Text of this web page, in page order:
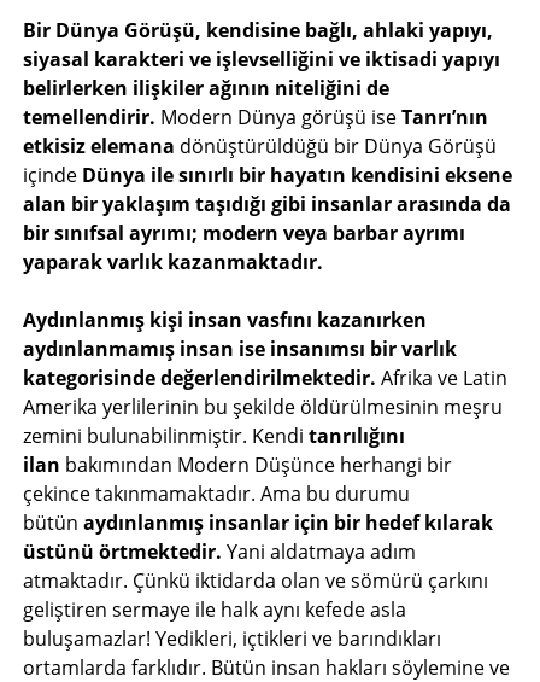
Bir Dünya Görüşü, kendisine bağlı, ahlaki yapıyı,
siyasal karakteri ve işlevselliğini ve iktisadi yapıyı
belirlerken ilişkiler ağının niteliğini de
temellendirir. Modern Dünya görüşü iseTanrı’nın
etkisiz elemana dönüştürüldüğü bir Dünya Görüşü
içinde Dünya ile sınırlı bir hayatın kendisini eksene
alan bir yaklaşım taşıdığı gibi insanlar arasında da
bir sınıfsal ayrımı; modern veya barbar ayrımı
yaparak varlık kazanmaktadır.
Aydınlanmış kişi insan vasfını kazanırken
aydınlanmamış insan ise insanımsı bir varlık
kategorisinde değerlendirilmektedir. Afrika ve Latin
Amerika yerlilerinin bu şekilde öldürülmesinin meşru
zemini bulunabilinmiştir. Kendi tanrılığını
ilan bakımından Modern Düşünce herhangi bir
çekince takınmamaktadır. Ama bu durumu
bütün aydınlanmış insanlar için bir hedef kılarak
üstünü örtmektedir. Yani aldatmaya adım
atmaktadır. Çünkü iktidarda olan ve sömürü çarkını
geliştiren sermaye ile halk aynı kefede asla
buluşamazlar! Yedikleri, içtikleri ve barındıkları
ortamlarda farklıdır. Bütün insan hakları söylemine ve